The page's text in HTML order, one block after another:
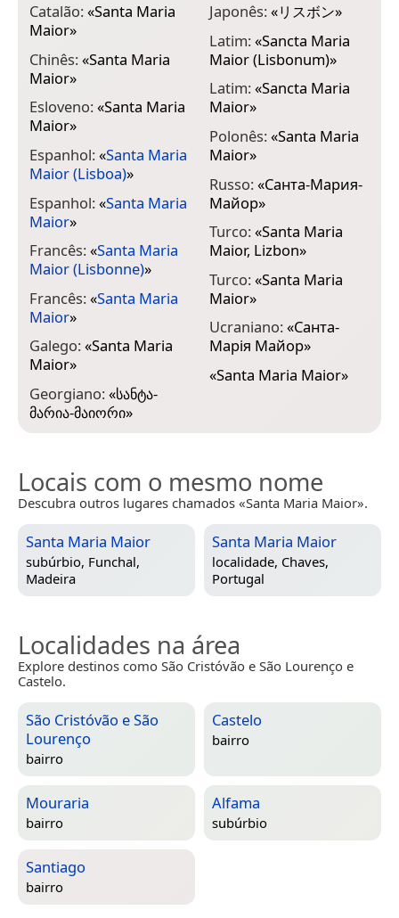
Catalão:«Santa Maria
Maior»
Chinês:«Santa Maria
Maior»
Esloveno:«Santa Maria
Maior»
Espanhol:«Santa Maria
Maior (Lisboa)»
Espanhol:«Santa Maria
Maior»
Francês:«Santa Maria
Maior (Lisbonne)»
Francês:«Santa Maria
Maior»
Galego:«Santa Maria
Maior»
Georgiano:«სანტა-
მარია-მაიორი»
Japonês:«リスボン»
Latim:«Sancta Maria
Maior (Lisbonum)»
Latim:«Sancta Maria
Maior»
Polonês:«Santa Maria
Maior»
Russo:«Санта-Мария-
Майор»
Turco:«Santa Maria
Maior, Lizbon»
Turco:«Santa Maria
Maior»
Ucraniano:«Санта-
Марія Майор»
«Santa Maria Maior»
Locais com o mesmo nome
Descubra outros lugares chamados «Santa Maria Maior».
Santa Maria Maior
subúrbio, Funchal,
Madeira
Santa Maria Maior
localidade, Chaves,
Portugal
Localidades na área
Explore destinos como São Cristóvão e São Lourenço e
Castelo.
São Cristóvão e São
Lourenço
bairro
Castelo
bairro
Mouraria
bairro
Alfama
subúrbio
Santiago
bairro